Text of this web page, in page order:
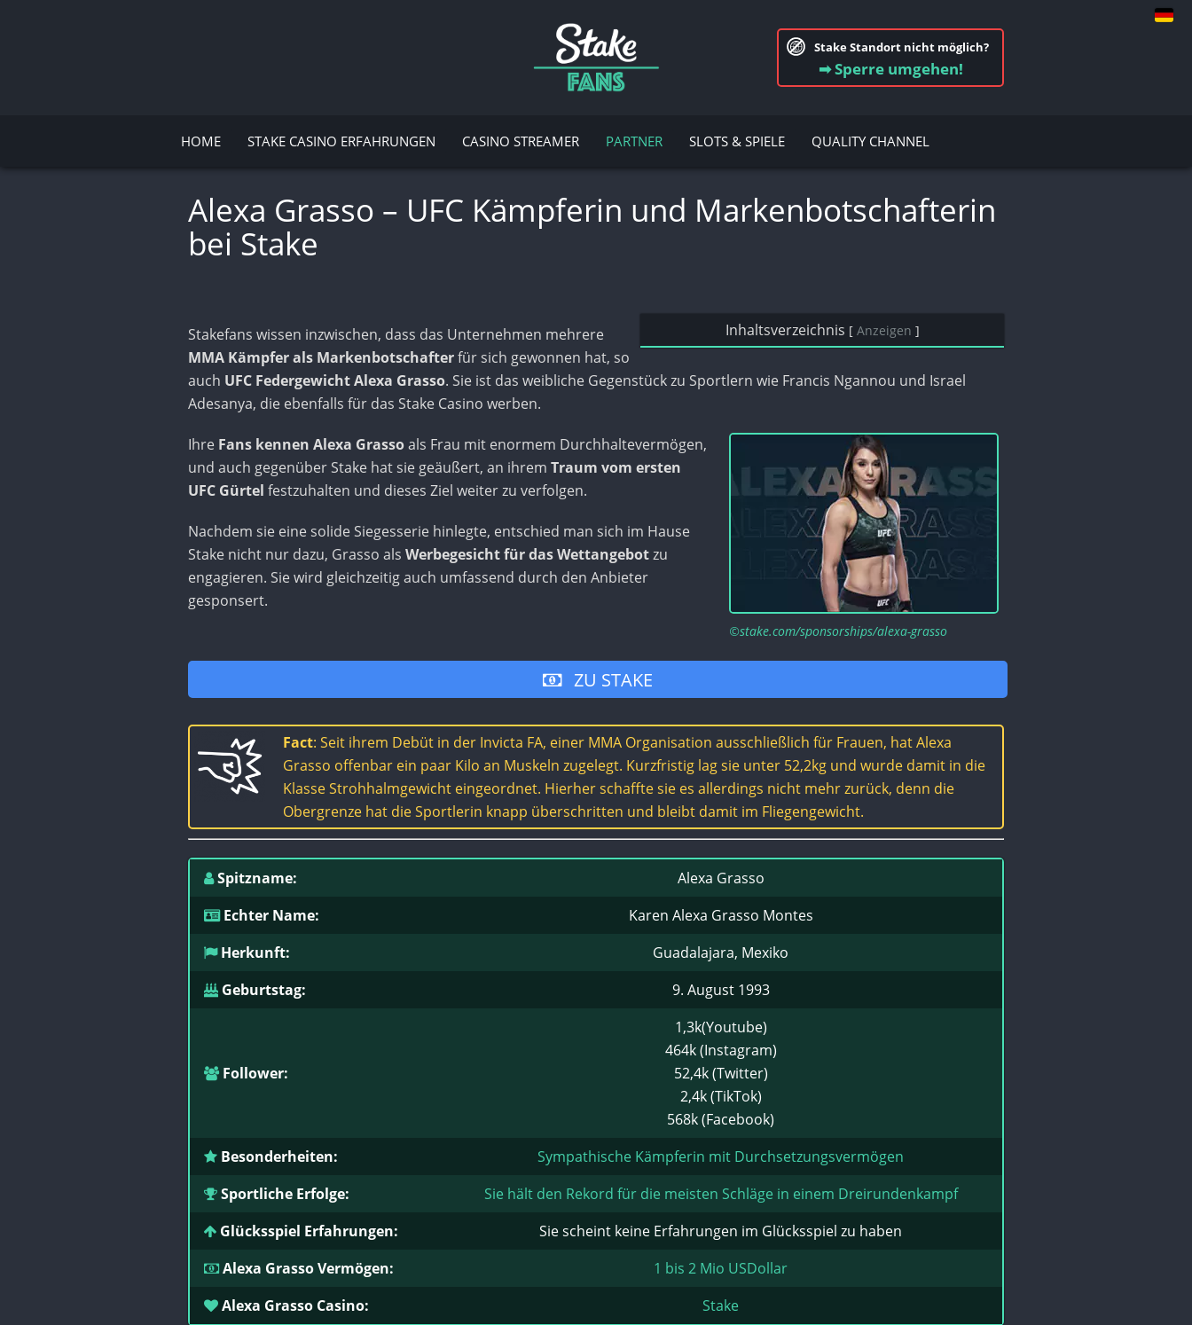
Stake Standort nicht möglich?
➡ Sperre umgehen!
HOME STAKE CASINO ERFAHRUNGEN CASINO STREAMER PARTNER SLOTS & SPIELE QUALITY CHANNEL
Alexa Grasso – UFC Kämpferin und Markenbotschafterin
bei Stake
Inhaltsverzeichnis [ Anzeigen ]
Stakefans wissen inzwischen, dass das Unternehmen mehrere
MMA Kämpfer als Markenbotschafterfür sich gewonnen hat, so
auch UFC Federgewicht Alexa Grasso. Sie ist das weibliche Gegenstück zu Sportlern wie Francis Ngannou und Israel
Adesanya, die ebenfalls für das Stake Casino werben.
©stake.com/sponsorships/alexa-grasso
Ihre Fans kennen Alexa Grassoals Frau mit enormem Durchhaltevermögen,
und auch gegenüber Stake hat sie geäußert, an ihrem Traum vom ersten
UFC Gürtel festzuhalten und dieses Ziel weiter zu verfolgen.
Nachdem sie eine solide Siegesserie hinlegte, entschied man sich im Hause
Stake nicht nur dazu, Grasso als Werbegesicht für das Wettangebotzu
engagieren. Sie wird gleichzeitig auch umfassend durch den Anbieter
gesponsert.
ZU STAKE
Fact: Seit ihrem Debüt in der Invicta FA, einer MMA Organisation ausschließlich für Frauen, hat Alexa
Grasso offenbar ein paar Kilo an Muskeln zugelegt. Kurzfristig lag sie unter 52,2kg und wurde damit in die
Klasse Strohhalmgewicht eingeordnet. Hierher schaffte sie es allerdings nicht mehr zurück, denn die
Obergrenze hat die Sportlerin knapp überschritten und bleibt damit im Fliegengewicht.
Spitzname:
Alexa Grasso
Echter Name:
Karen Alexa Grasso Montes
Herkunft:
Guadalajara, Mexiko
Geburtstag:
9. August 1993
Follower:
1,3k(Youtube)
464k (Instagram)
52,4k (Twitter)
2,4k (TikTok)
568k (Facebook)
Besonderheiten:
Sympathische Kämpferin mit Durchsetzungsvermögen
Sportliche Erfolge:
Sie hält den Rekord für die meisten Schläge in einem Dreirundenkampf
Glücksspiel Erfahrungen:
Sie scheint keine Erfahrungen im Glücksspiel zu haben
Alexa Grasso Vermögen:
1 bis 2 Mio USDollar
Alexa Grasso Casino:
Stake